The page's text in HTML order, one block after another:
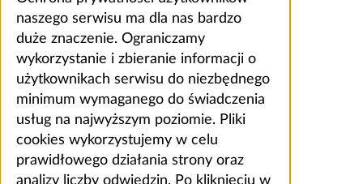
naszego serwisu ma dla nas bardzo
duże znaczenie. Ograniczamy
wykorzystanie i zbieranie informacji o
użytkownikach serwisu do niezbędnego
minimum wymaganego do świadczenia
usług na najwyższym poziomie. Pliki
cookies wykorzystujemy w celu
prawidłowego działania strony oraz
analizy liczby odwiedzin. Po kliknięciu w